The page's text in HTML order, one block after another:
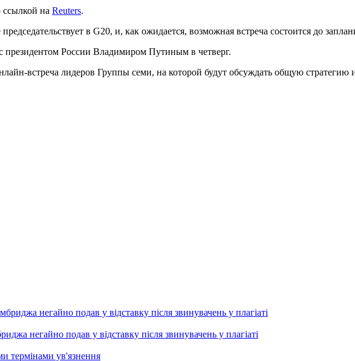
ссылкой на Reuters.
в G20, и, как ожидается, возможная встреча состоится до
президентом России Владимиром Путиным в четверг.
встреча лидеров Группы семи, на которой будут обсуждать общую стратегию
негайно подав у відставку після звинувачень у плагіаті